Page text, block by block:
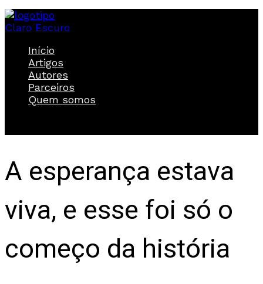
Claro Escuro
Início
Artigos
Autores
Parceiros
Quem somos
A esperança estava
viva, e esse foi só o
começo da história